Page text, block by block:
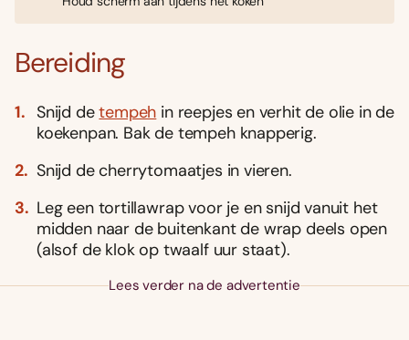
Bereiding
Snijd detempeh in reepjes en verhit de olie in de
koekenpan. Bak de tempeh knapperig.
Snijd de cherrytomaatjes in vieren.
Leg een tortillawrap voor je en snijd vanuit het
midden naar de buitenkant de wrap deels open
(alsof de klok op twaalf uur staat).
Lees verder na de advertentie